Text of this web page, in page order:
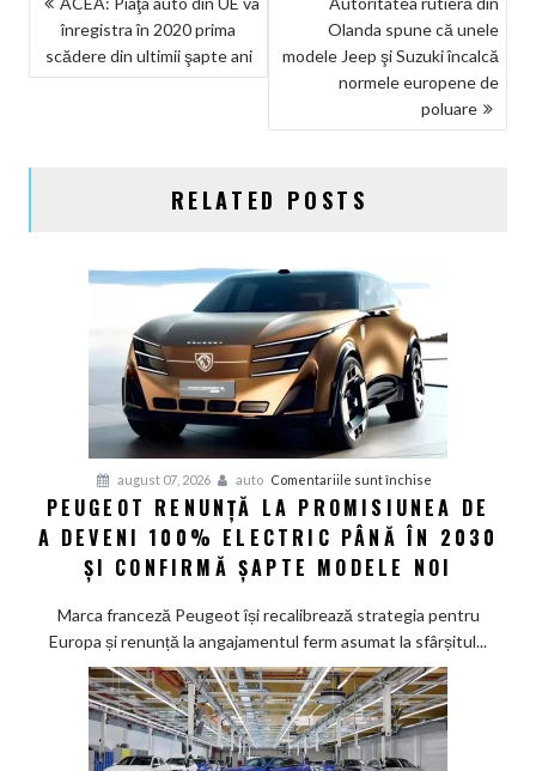
ARTICOLE
înregistra în 2020 prima
scădere din ultimii şapte ani
Olanda spune că unele
modele Jeep şi Suzuki încalcă
normele europene de
poluare
RELATED POSTS
august 07, 2026 auto Comentariile sunt închise
Peugeot
renunță
la
de
a
100%
electric
până
PEUGEOT RENUNȚĂ LA PROMISIUNEA DE
A DEVENI 100% ELECTRIC PÂNĂ ÎN 2030
ȘI CONFIRMĂ ȘAPTE MODELE NOI
Marca franceză Peugeot își recalibrează strategia pentru
Europa și renunță la angajamentul ferm asumat la sfârșitul...